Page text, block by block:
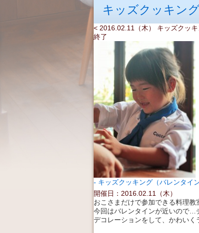
キッズクッキン
< 2016.02.11（木） キッズクッキ
終了
キッズクッキング（バレンタイン
開催日：2016.02.11（木）
おこさまだけで参加できる料理教
今回はバレンタインが近いので…
デコレーションをして、かわい